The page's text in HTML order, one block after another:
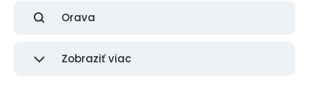
Orava
Zobraziť viac